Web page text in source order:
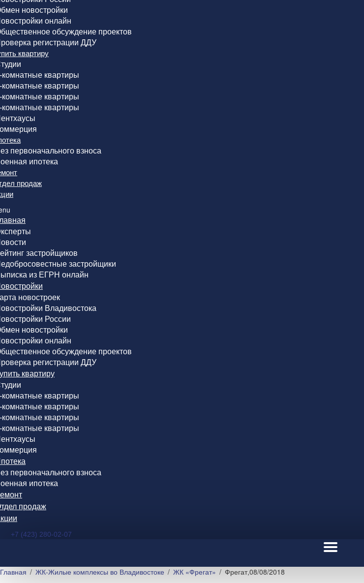
новостройки
онлайн
обсуждение проектов
регистрации ДДУ
квартиру
комнатные квартиры
комнатные квартиры
комнатные квартиры
комнатные квартиры
первоначального взноса
ипотека
продаж
застройщиков
застройщики
из ЕГРН онлайн
новостроек
Владивостока
России
новостройки
онлайн
обсуждение проектов
регистрации ДДУ
квартиру
комнатные квартиры
комнатные квартиры
комнатные квартиры
комнатные квартиры
первоначального взноса
ипотека
продаж
+7 (423) 280-02-07
Главная ЖК-Жилые комплексы во Владивостоке ЖК «Фрегат» Фрегат,08/08/2018